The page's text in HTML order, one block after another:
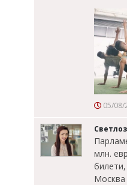
05/08/
млн.
Москва